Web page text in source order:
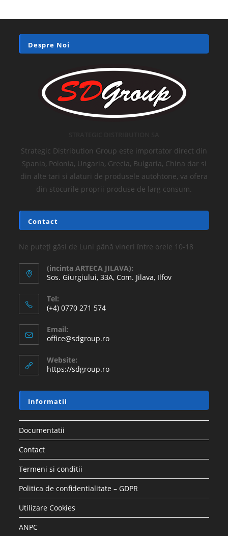
Despre Noi
Strategic Distribution Group este importator direct din
Spania, Polonia, Ungaria, Grecia, Bulgaria, China dar si
din alte tari si alaturi de produsele autohtone, va ofera
din stocurile proprii produse de larg consum.
Contact
Ne puteți găsi de Luni până vineri între orele 10-18
(incinta ARTECA JILAVA):
Sos. Giurgiului, 33A, Com. Jilava, Ilfov
Tel:
(+4) 0770 271 574
Email:
office@sdgroup.ro
Website:
https://sdgroup.ro
Informatii
Documentatii
Contact
Termeni si conditii
Politica de confidentialitate – GDPR
Utilizare Cookies
ANPC